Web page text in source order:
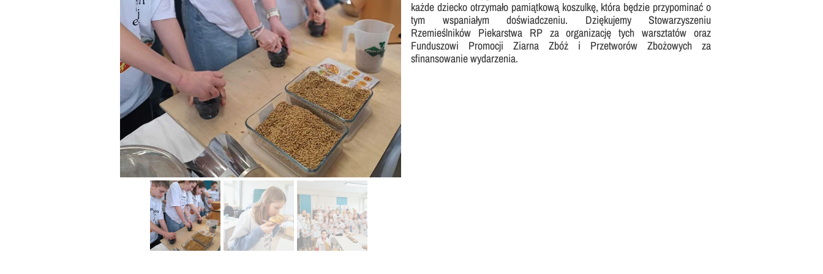
każde dziecko otrzymało pamiątkową koszulkę, która będzie przypominać o
tym wspaniałym doświadczeniu. Dziękujemy Stowarzyszeniu
Rzemieślników Piekarstwa RP za organizację tych warsztatów oraz
Funduszowi Promocji Ziarna Zbóż i Przetworów Zbożowych za
sfinansowanie wydarzenia.
Nasza szkoła jest OK
Erasmus+ Uniwersalny Język Sztuki
Erasmus+ Przez dwujęzyczność do przyszłości
Erasmus+ Mózgi w szkole. Wiedza jest potęgą!
Nabór